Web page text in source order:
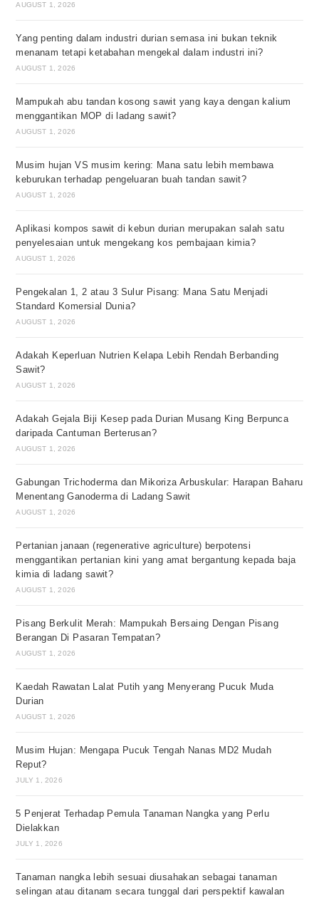
AUGUST 1, 2026
Yang penting dalam industri durian semasa ini bukan teknik
menanam tetapi ketabahan mengekal dalam industri ini?
AUGUST 1, 2026
Mampukah abu tandan kosong sawit yang kaya dengan kalium
menggantikan MOP di ladang sawit?
AUGUST 1, 2026
Musim hujan VS musim kering: Mana satu lebih membawa
keburukan terhadap pengeluaran buah tandan sawit?
AUGUST 1, 2026
Aplikasi kompos sawit di kebun durian merupakan salah satu
penyelesaian untuk mengekang kos pembajaan kimia?
AUGUST 1, 2026
Pengekalan 1, 2 atau 3 Sulur Pisang: Mana Satu Menjadi
Standard Komersial Dunia?
AUGUST 1, 2026
Adakah Keperluan Nutrien Kelapa Lebih Rendah Berbanding
Sawit?
AUGUST 1, 2026
Adakah Gejala Biji Kesep pada Durian Musang King Berpunca
daripada Cantuman Berterusan?
AUGUST 1, 2026
Gabungan Trichoderma dan Mikoriza Arbuskular: Harapan Baharu
Menentang Ganoderma di Ladang Sawit
AUGUST 1, 2026
Pertanian janaan (regenerative agriculture) berpotensi
menggantikan pertanian kini yang amat bergantung kepada baja
kimia di ladang sawit?
AUGUST 1, 2026
Pisang Berkulit Merah: Mampukah Bersaing Dengan Pisang
Berangan Di Pasaran Tempatan?
AUGUST 1, 2026
Kaedah Rawatan Lalat Putih yang Menyerang Pucuk Muda
Durian
AUGUST 1, 2026
Musim Hujan: Mengapa Pucuk Tengah Nanas MD2 Mudah
Reput?
JULY 1, 2026
5 Penjerat Terhadap Pemula Tanaman Nangka yang Perlu
Dielakkan
JULY 1, 2026
Tanaman nangka lebih sesuai diusahakan sebagai tanaman
selingan atau ditanam secara tunggal dari perspektif kawalan